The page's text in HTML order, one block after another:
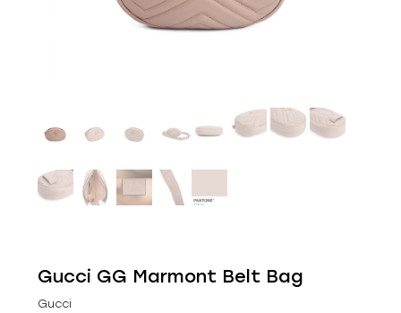
Gucci GG Marmont Belt Bag
Gucci